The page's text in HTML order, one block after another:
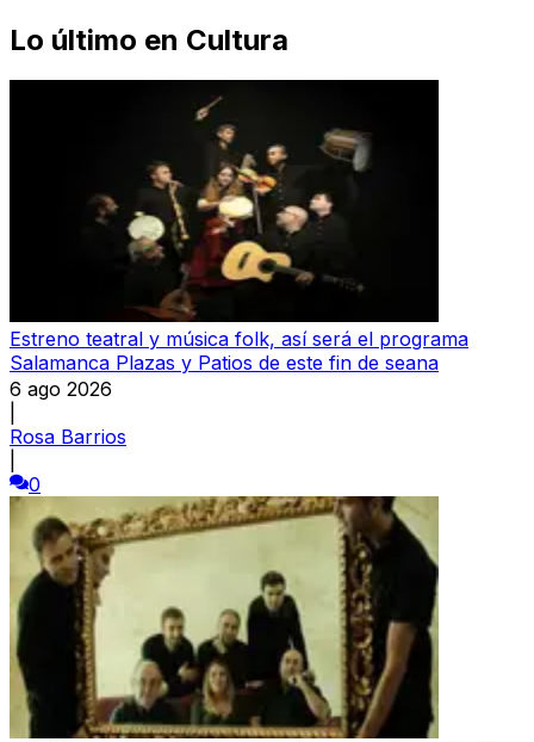
Lo último en Cultura
Estreno teatral y música folk, así será el programa
Salamanca Plazas y Patios de este fin de seana
6 ago 2026
Rosa Barrios
0